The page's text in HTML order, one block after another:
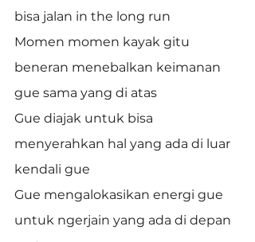
bisa jalan in the long run
Momen momen kayak gitu
beneran menebalkan keimanan
gue sama yang di atas
Gue diajak untuk bisa
menyerahkan hal yang ada di luar
kendali gue
Gue mengalokasikan energi gue
untuk ngerjain yang ada di depan